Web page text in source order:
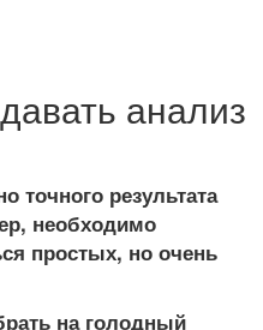
анализ
точного результата
необходимо
простых, но очень
на голодный